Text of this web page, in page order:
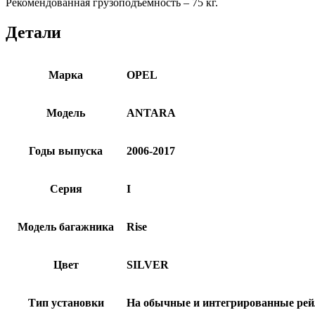
Детали
Марка OPEL
Модель ANTARA
Годы выпуска 2006-2017
Серия I
Модель багажника Rise
Цвет SILVER
Тип установки На обычные и интегрированные